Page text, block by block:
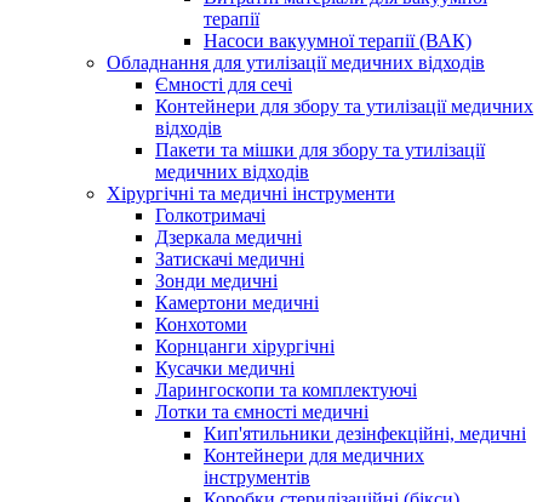
терапії
Насоси вакуумної терапії (ВАК)
Обладнання для утилізації медичних відходів
Ємності для сечі
Контейнери для збору та утилізації медичних
відходів
Пакети та мішки для збору та утилізації
медичних відходів
Хірургічні та медичні інструменти
Голкотримачі
Дзеркала медичні
Затискачі медичні
Зонди медичні
Камертони медичні
Конхотоми
Корнцанги хірургічні
Кусачки медичні
Ларингоскопи та комплектуючі
Лотки та ємності медичні
Кип'ятильники дезінфекційні, медичні
Контейнери для медичних
інструментів